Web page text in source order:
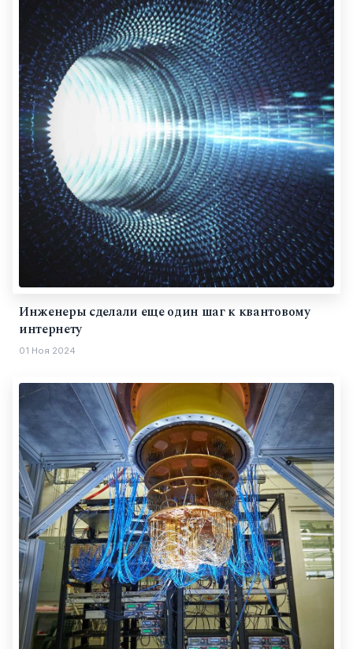
Инженеры сделали еще один шаг к квантовому
интернету
01 Ноя 2024